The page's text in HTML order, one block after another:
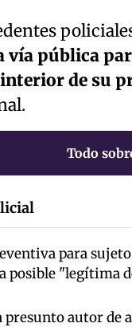
pública
de su
Todo
para sujeto
posible "legítima
presunto autor de